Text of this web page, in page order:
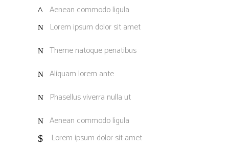
Aenean commodo ligula
Lorem ipsum dolor sit amet
Theme natoque penatibus
Aliquam lorem ante
Phasellus viverra nulla ut
Aenean commodo ligula
Lorem ipsum dolor sit amet